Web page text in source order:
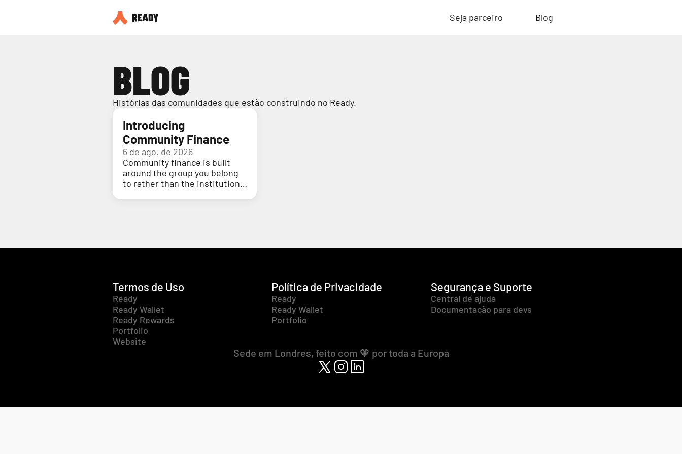
Seja parceiro Blog
BLOG
Histórias das comunidades que estão construindo no Ready.
Introducing
Community Finance
6 de ago. de 2026
Community finance is built
around the group you belong
to rather than the institution
Termos de Uso
Ready
Ready Wallet
Ready Rewards
Portfolio
Website
Política de Privacidade
Ready
Ready Wallet
Portfolio
Segurança e Suporte
Central de ajuda
Documentação para devs
Sede em Londres, feito com 🧡 por toda a Europa